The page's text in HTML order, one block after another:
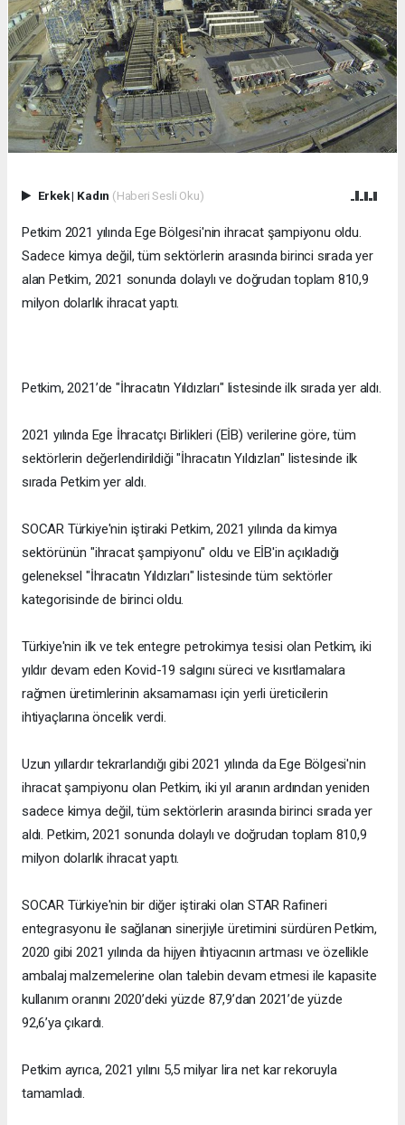
Erkek| Kadın (Haberi Sesli Oku)
Petkim 2021 yılında Ege Bölgesi'nin ihracat şampiyonu oldu.
Sadece kimya değil, tüm sektörlerin arasında birinci sırada yer
alan Petkim, 2021 sonunda dolaylı ve doğrudan toplam 810,9
milyon dolarlık ihracat yaptı.
Petkim, 2021’de "İhracatın Yıldızları" listesinde ilk sırada yer aldı.
2021 yılında Ege İhracatçı Birlikleri (EİB) verilerine göre, tüm
sektörlerin değerlendirildiği "İhracatın Yıldızları" listesinde ilk
sırada Petkim yer aldı.
SOCAR Türkiye'nin iştiraki Petkim, 2021 yılında da kimya
sektörünün "ihracat şampiyonu" oldu ve EİB'in açıkladığı
geleneksel "İhracatın Yıldızları" listesinde tüm sektörler
kategorisinde de birinci oldu.
Türkiye'nin ilk ve tek entegre petrokimya tesisi olan Petkim, iki
yıldır devam eden Kovid-19 salgını süreci ve kısıtlamalara
rağmen üretimlerinin aksamaması için yerli üreticilerin
ihtiyaçlarına öncelik verdi.
Uzun yıllardır tekrarlandığı gibi 2021 yılında da Ege Bölgesi'nin
ihracat şampiyonu olan Petkim, iki yıl aranın ardından yeniden
sadece kimya değil, tüm sektörlerin arasında birinci sırada yer
aldı. Petkim, 2021 sonunda dolaylı ve doğrudan toplam 810,9
milyon dolarlık ihracat yaptı.
SOCAR Türkiye'nin bir diğer iştiraki olan STAR Rafineri
entegrasyonu ile sağlanan sinerjiyle üretimini sürdüren Petkim,
2020 gibi 2021 yılında da hijyen ihtiyacının artması ve özellikle
ambalaj malzemelerine olan talebin devam etmesi ile kapasite
kullanım oranını 2020’deki yüzde 87,9’dan 2021’de yüzde
92,6’ya çıkardı.
Petkim ayrıca, 2021 yılını 5,5 milyar lira net kar rekoruyla
tamamladı.